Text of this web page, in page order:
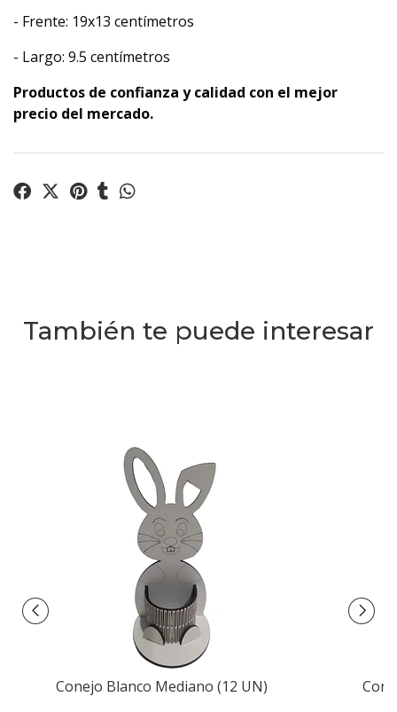
- Frente: 19x13 centímetros
- Largo: 9.5 centímetros
Productos de confianza y calidad con el mejor
precio del mercado.
También te puede interesar
Conejo Blanco Mediano (12 UN)